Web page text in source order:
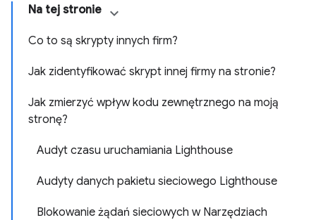
Na tej stronie
Co to są skrypty innych firm?
Jak zidentyfikować skrypt innej firmy na stronie?
Jak zmierzyć wpływ kodu zewnętrznego na moją
stronę?
Audyt czasu uruchamiania Lighthouse
Audyty danych pakietu sieciowego Lighthouse
Blokowanie żądań sieciowych w Narzędziach